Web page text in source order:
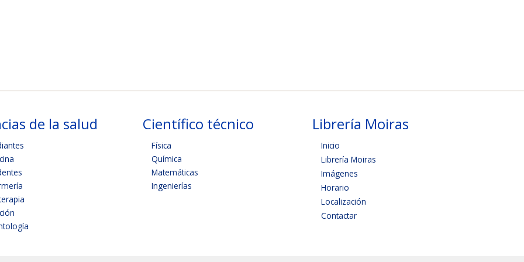
de la salud Científico técnico
Física
Química
Matemáticas
Ingenierías
Librería Moiras
Inicio
Librería Moiras
Imágenes
Horario
Localización
Contactar